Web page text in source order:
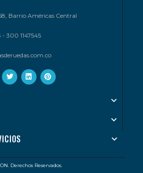
Barrio Américas Central
- 300 1147545
Derechos Reservados.